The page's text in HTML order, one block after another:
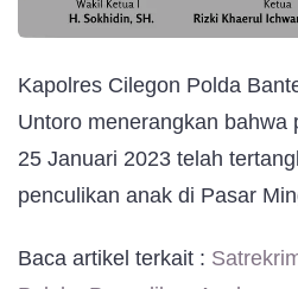
Kapolres Cilegon Polda
Untoro menerangkan bahwa
25 Januari 2023 telah
penculikan anak di Pasar
Baca artikel terkait :